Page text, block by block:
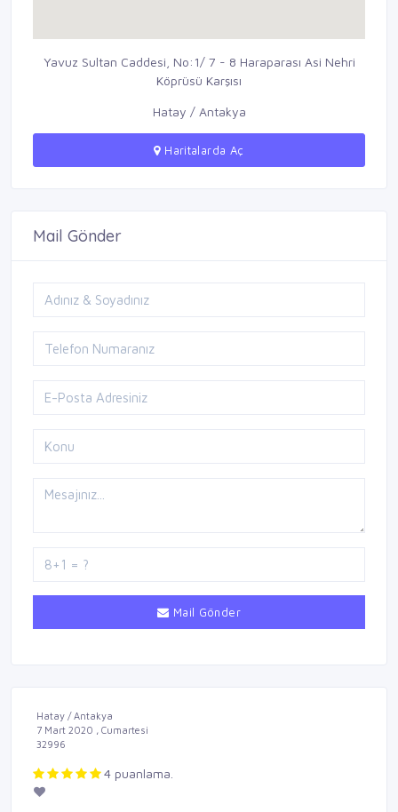
Yavuz Sultan Caddesi, No:1/ 7 - 8 Haraparası Asi Nehri
Köprüsü Karşısı
Hatay / Antakya
Haritalarda Aç
Mail Gönder
Mail Gönder
Hatay / Antakya
7 Mart 2020 , Cumartesi
32996
4 puanlama.